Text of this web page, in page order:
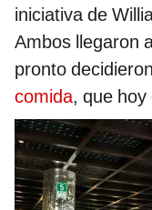
iniciativa de
Ambos llegaron
pronto
comida, que hoy